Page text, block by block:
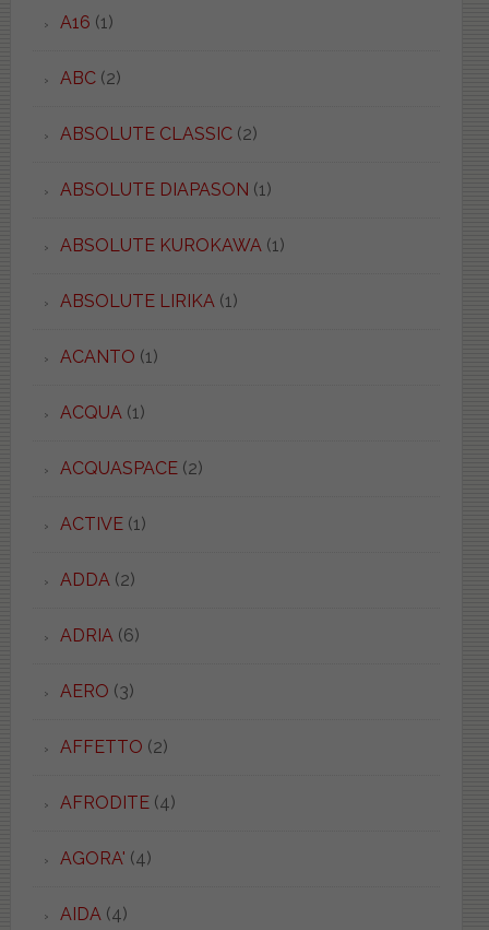
A16 (1)
ABC(2)
ABSOLUTE CLASSIC(2)
ABSOLUTE DIAPASON (1)
ABSOLUTE KUROKAWA (1)
ABSOLUTE LIRIKA (1)
ACANTO (1)
ACQUA (1)
ACQUASPACE(2)
ACTIVE(1)
ADDA (2)
ADRIA (6)
AERO (3)
AFFETTO (2)
AFRODITE(4)
AGORA' (4)
AIDA (4)